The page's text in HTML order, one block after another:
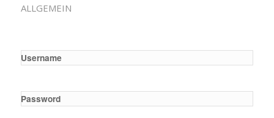
ALLGEMEIN
Username
Password